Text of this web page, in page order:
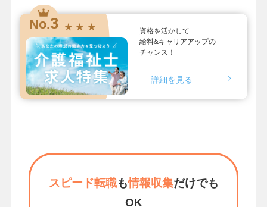
No.3 ★ ★ ★
資格を活かして
給料&キャリアアップの
チャンス！
詳細を見る
スピード転職も情報収集だけでも
OK